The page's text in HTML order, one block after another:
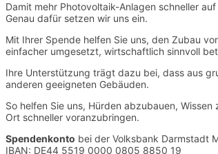
Damit mehr Photovoltaik-Anlagen schneller
Genau dafür setzen wir uns ein.
Mit Ihrer Spende helfen Sie uns, den Zubau
einfacher umgesetzt, wirtschaftlich sinnvoll
Ihre Unterstützung trägt dazu bei, dass aus
anderen geeigneten Gebäuden.
So helfen Sie uns, Hürden abzubauen,
Ort schneller voranzubringen.
Spendenkonto bei der Volksbank Darmstadt
IBAN: DE44 5519 0000 0805 8850 19